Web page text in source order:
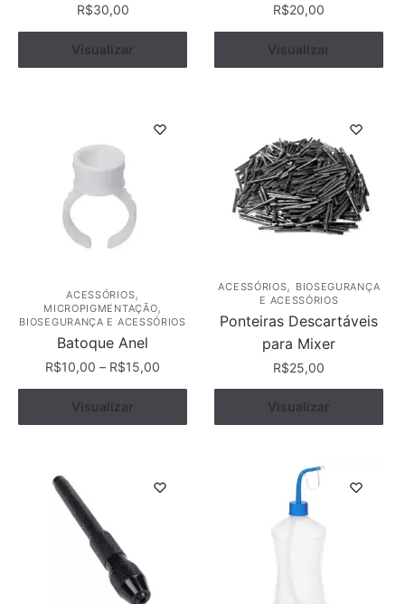
R$30,00
Comprar
Visualizar
R$20,00
Comprar
Visualizar
ACESSÓRIOS,
MICROPIGMENTAÇÃO,
BIOSEGURANÇA E ACESSÓRIOS
Batoque Anel
R$10,00 – R$15,00
Ver opções
Este
produto
variantes.
opções
podem
ser
escolhidas
Visualizar
ACESSÓRIOS, BIOSEGURANÇA
E ACESSÓRIOS
Ponteiras Descartáveis
para Mixer
R$25,00
Comprar
Visualizar